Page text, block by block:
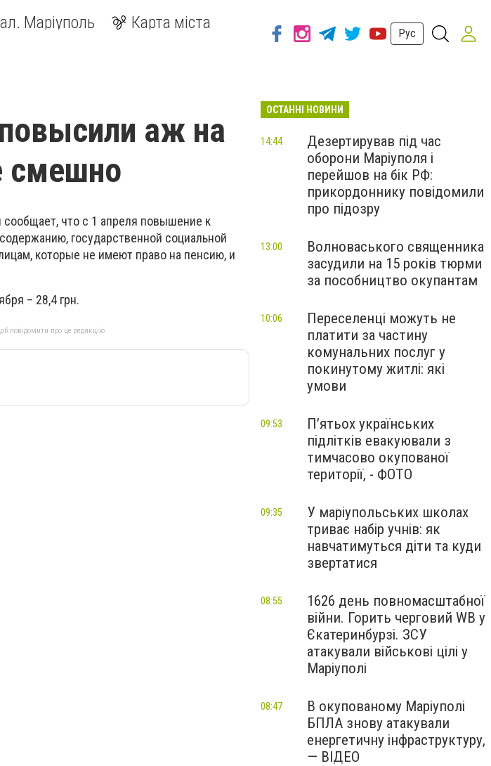
Маріуполь Карта міста
Рус
аж на
смешно
что с 1 апреля повышение к
государственной социальной
которые не имеют право на пенсию, и
– 28,4 грн.
повідомити про це редакцію
ОСТАННІ НОВИНИ
Дезертирував під час
оборони Маріуполя і
перейшов на бік РФ:
прикордоннику повідомили
про підозру
14:44
Волноваського священника
засудили на 15 років тюрми
за пособництво окупантам
13:00
Переселенці можуть не
платити за частину
комунальних послуг у
покинутому житлі: які
умови
10:06
П’ятьох українських
підлітків евакуювали з
тимчасово окупованої
території, - ФОТО
09:53
У маріупольських школах
триває набір учнів: як
навчатимуться діти та куди
звертатися
09:35
1626 день повномасштабної
війни. Горить черговий WB у
Єкатеринбурзі. ЗСУ
атакували військові цілі у
Маріуполі
08:55
В окупованому Маріуполі
БПЛА знову атакували
енергетичну інфраструктуру,
— ВІДЕО
08:47